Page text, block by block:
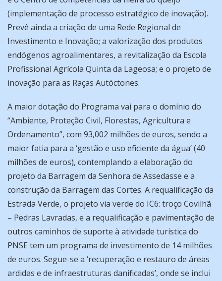
(implementação de processo estratégico de inovação).
Prevê ainda a criação de uma Rede Regional de
Investimento e Inovação; a valorização dos produtos
endógenos agroalimentares, a revitalização da Escola
Profissional Agrícola Quinta da Lageosa; e o projeto de
inovação para as Raças Autóctones.
A maior dotação do Programa vai para o domínio do
“Ambiente, Proteção Civil, Florestas, Agricultura e
Ordenamento”, com 93,002 milhões de euros, sendo a
maior fatia para a ‘gestão e uso eficiente da água’ (40
milhões de euros), contemplando a elaboração do
projeto da Barragem da Senhora de Assedasse e a
construção da Barragem das Cortes. A requalificação da
Estrada Verde, o projeto via verde do IC6: troço Covilhã
– Pedras Lavradas, e a requalificação e pavimentação de
outros caminhos de suporte à atividade turística do
PNSE tem um programa de investimento de 14 milhões
de euros. Segue-se a ‘recuperação e restauro de áreas
ardidas e de infraestruturas danificadas’, onde se inclui